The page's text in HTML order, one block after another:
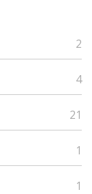
2
4
21
1
1